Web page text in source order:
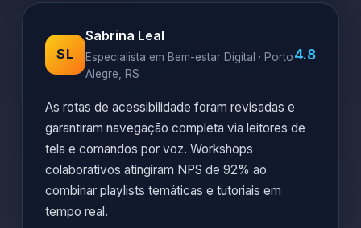
SL
Sabrina Leal
Especialista em Bem-estar Digital · Porto
Alegre, RS
4.8
As rotas de acessibilidade foram revisadas e
garantiram navegação completa via leitores de
tela e comandos por voz. Workshops
colaborativos atingiram NPS de 92% ao
combinar playlists temáticas e tutoriais em
tempo real.